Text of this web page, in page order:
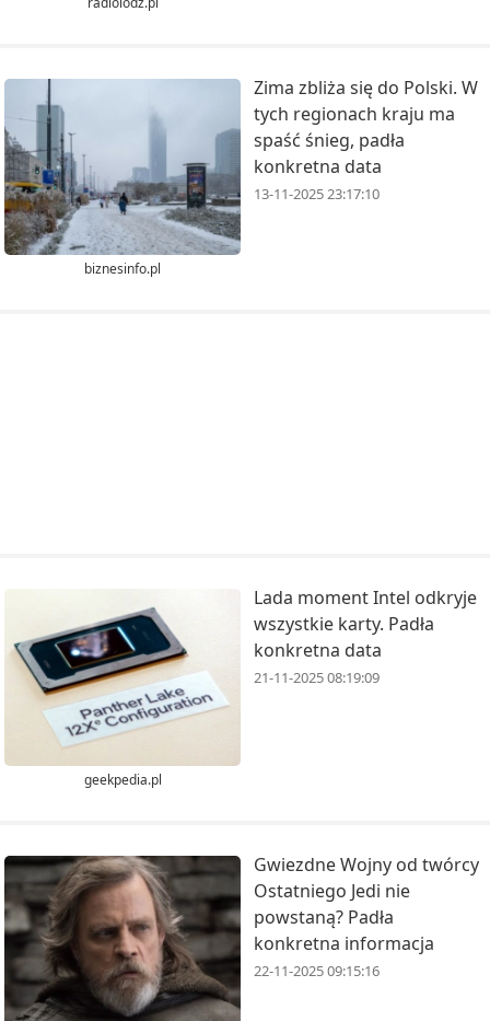
biznesinfo.pl
Zima zbliża się do Polski. W
tych regionach kraju ma
spaść śnieg, padła
konkretna data
13-11-2025 23:17:10
geekpedia.pl
Lada moment Intel odkryje
wszystkie karty. Padła
konkretna data
21-11-2025 08:19:09
Gwiezdne Wojny od twórcy
Ostatniego Jedi nie
powstaną? Padła
konkretna informacja
22-11-2025 09:15:16